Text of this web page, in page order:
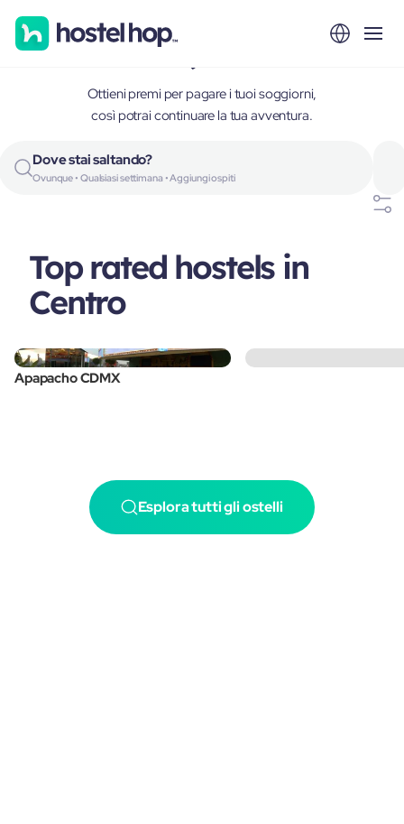
Centro, Mexico
Ottieni premi per pagare i tuoi soggiorni,
così potrai continuare la tua avventura.
Dove stai saltando?
Ovunque • Qualsiasi settimana • Aggiungi ospiti
Top rated hostels in
Centro
Apapacho CDMX
Esplora tutti gli ostelli